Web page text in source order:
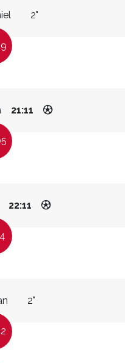
2"
21:11
22:11
2"